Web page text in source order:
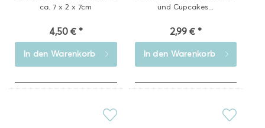
ca. 7 x 2 x 7cm
4,50 € *
In den Warenkorb
und Cupcakes...
2,99 € *
In den Warenkorb